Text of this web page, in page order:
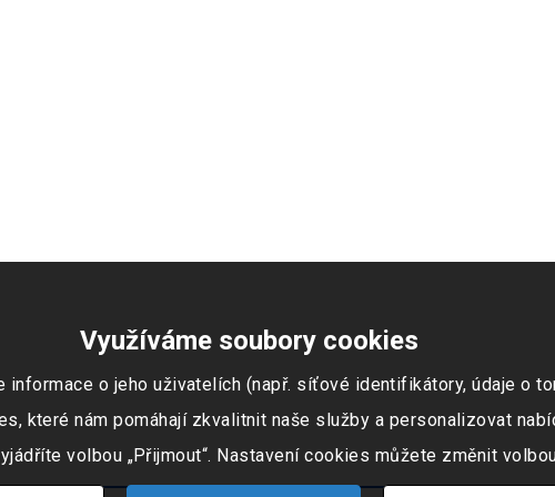
Využíváme soubory cookies
informace o jeho uživatelích (např. síťové identifikátory, údaje o
které nám pomáhají zkvalitnit naše služby a personalizovat
volbou „Přijmout“. Nastavení cookies můžete změnit volbou